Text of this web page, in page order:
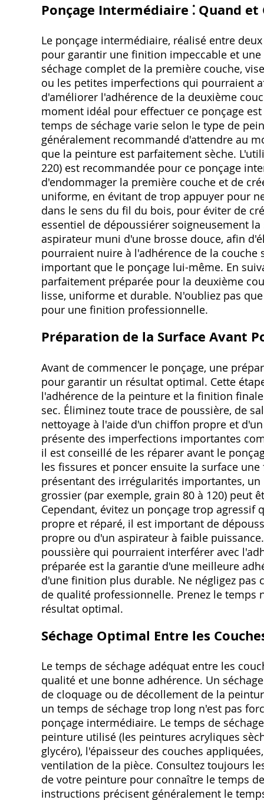
Ponçage Intermédiaire ⁚ Quand
Le ponçage intermédiaire, réalisé entre
pour garantir une finition impeccable et une
séchage complet de la première couche,
ou les petites imperfections qui pourraient
d'améliorer l'adhérence de la deuxième
moment idéal pour effectuer ce ponçage
temps de séchage varie selon le type de
généralement recommandé d'attendre au
que la peinture est parfaitement sèche.
220) est recommandée pour ce ponçage
d'endommager la première couche et de
uniforme, en évitant de trop appuyer pour
dans le sens du fil du bois, pour éviter de
essentiel de dépoussiérer soigneusement
aspirateur muni d'une brosse douce, afin
pourraient nuire à l'adhérence de la
important que le ponçage lui-même. En
parfaitement préparée pour la deuxième
lisse, uniforme et durable. N'oubliez pas
pour une finition professionnelle.
Préparation de la Surface Avant
Avant de commencer le ponçage, une
pour garantir un résultat optimal. Cette
l'adhérence de la peinture et la finition
sec. Éliminez toute trace de poussière, de
nettoyage à l'aide d'un chiffon propre et
présente des imperfections importantes
il est conseillé de les réparer avant le
les fissures et poncer ensuite la surface
présentant des irrégularités importantes,
grossier (par exemple, grain 80 à 120) peut
Cependant, évitez un ponçage trop
propre et réparé, il est important de
propre ou d'un aspirateur à faible
poussière qui pourraient interférer avec
préparée est la garantie d'une meilleure
d'une finition plus durable. Ne négligez
de qualité professionnelle. Prenez le
résultat optimal.
Séchage Optimal Entre les
Le temps de séchage adéquat entre les
qualité et une bonne adhérence. Un
de cloquage ou de décollement de la
un temps de séchage trop long n'est pas
ponçage intermédiaire. Le temps de
peinture utilisé (les peintures acryliques
glycéro), l'épaisseur des couches
ventilation de la pièce. Consultez toujours
de votre peinture pour connaître le temps
instructions précisent généralement le